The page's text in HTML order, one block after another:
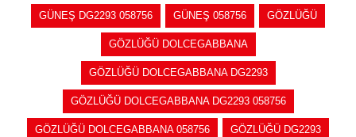
GÜNEŞ DG2293 058756 GÜNEŞ 058756 GÖZLÜĞÜ
GÖZLÜĞÜ DOLCEGABBANA
GÖZLÜĞÜ DOLCEGABBANA DG2293
GÖZLÜĞÜ DOLCEGABBANA DG2293 058756
GÖZLÜĞÜ DOLCEGABBANA 058756 GÖZLÜĞÜ DG2293